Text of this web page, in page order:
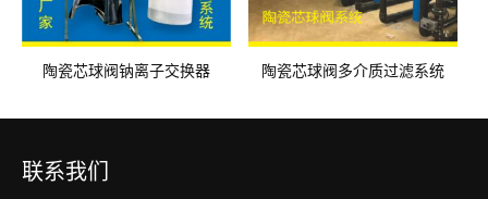
陶瓷芯球阀钠离子交换器 陶瓷芯球阀多介质过滤系统
联系我们